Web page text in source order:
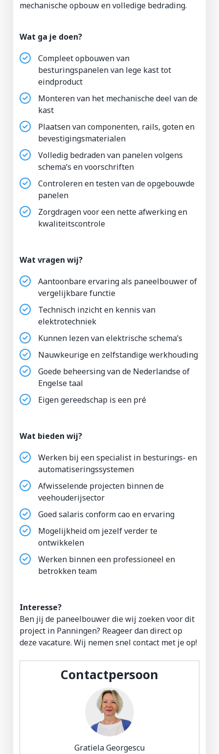
mechanische opbouw en volledige bedrading.
Wat ga je doen?
Compleet opbouwen van
besturingspanelen van lege kast tot
eindproduct
Monteren van het mechanische deel van de
kast
Plaatsen van componenten, rails, goten en
bevestigingsmaterialen
Volledig bedraden van panelen volgens
schema’s en voorschriften
Controleren en testen van de opgebouwde
panelen
Zorgdragen voor een nette afwerking en
kwaliteitscontrole
Wat vragen wij?
Aantoonbare ervaring als paneelbouwer of
vergelijkbare functie
Technisch inzicht en kennis van
elektrotechniek
Kunnen lezen van elektrische schema’s
Nauwkeurige en zelfstandige werkhouding
Goede beheersing van de Nederlandse of
Engelse taal
Eigen gereedschap is een pré
Wat bieden wij?
Werken bij een specialist in besturings- en
automatiseringssystemen
Afwisselende projecten binnen de
veehouderijsector
Goed salaris conform cao en ervaring
Mogelijkheid om jezelf verder te
ontwikkelen
Werken binnen een professioneel en
betrokken team
Interesse?
Ben jij de paneelbouwer die wij zoeken voor dit
project in Panningen? Reageer dan direct op
deze vacature. Wij nemen snel contact met je op!
Contactpersoon
Gratiela Georgescu